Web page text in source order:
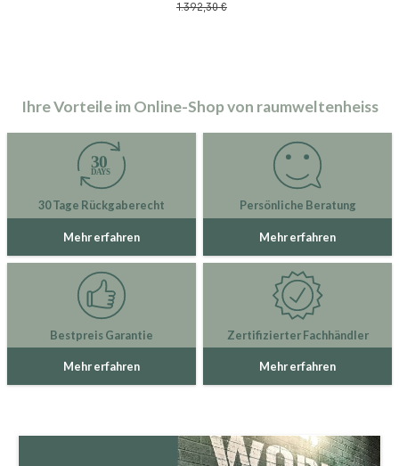
1.392,30 €
Ihre Vorteile im Online-Shop von raumweltenheiss
30 Tage Rückgaberecht
Mehr erfahren
Persönliche Beratung
Mehr erfahren
Bestpreis Garantie
Mehr erfahren
Zertifizierter Fachhändler
Mehr erfahren